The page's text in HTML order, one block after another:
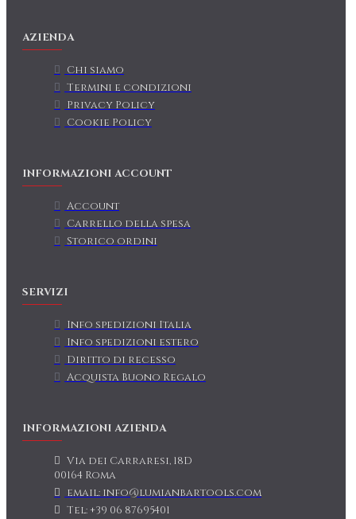
AZIENDA
Chi siamo
Termini e condizioni
Privacy Policy
Cookie Policy
INFORMAZIONI ACCOUNT
Account
Carrello della spesa
Storico ordini
SERVIZI
Info spedizioni Italia
Info spedizioni estero
Diritto di recesso
Acquista Buono Regalo
INFORMAZIONI AZIENDA
Via dei Carraresi, 18D
00164 Roma
email: info@lumianbartools.com
Tel: +39 06 87695401